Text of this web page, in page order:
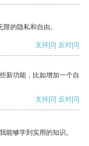
的隐私和自由。
支持[0] 反对[0]
新功能，比如增加一个自
支持[0] 反对[0]
能够学到实用的知识。